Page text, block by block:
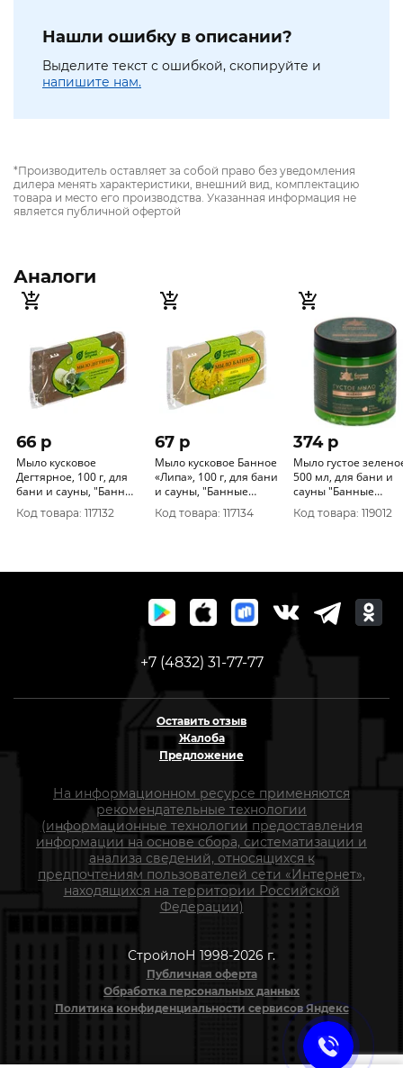
Нашли ошибку в описании?
Выделите текст с ошибкой, скопируйте и
напишите нам.
*Производитель оставляет за собой право без уведомления
дилера менять характеристики, внешний вид, комплектацию
товара и место его производства. Указанная информация не
является публичной офертой
Аналоги
66 p
Мыло кусковое
Дегтярное, 100 г, для
бани и сауны, "Банные
штучки" 33675
Код товара: 117132
67 p
Мыло кусковое Банное
«Липа», 100 г, для бани
и сауны, "Банные
штучки" 33677
Код товара: 117134
374 p
Мыло густое
500 мл, для бани и
сауны "Банные
штучки" 33674
Код товара: 119012
+7 (4832) 31-77-77
Оставить отзыв
Жалоба
Предложение
На информационном ресурсе применяются
рекомендательные технологии
(информационные технологии предоставления
информации на основе сбора, систематизации и
анализа сведений, относящихся к
предпочтениям пользователей сети «Интернет»,
находящихся на территории Российской
Федерации)
СтройлоН 1998-2026 г.
Публичная оферта
Обработка персональных данных
Политика конфиденциальности сервисов Яндекс